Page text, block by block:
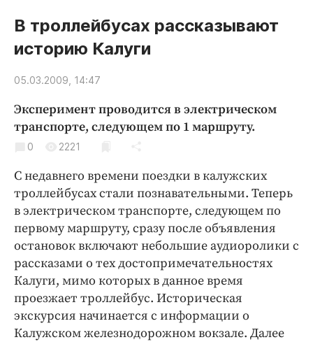
Обнинск
Новости компаний
Статьи
Народные новости
Благоустройство
Криминал
Недвижимость и ЖКХ
Образование
Общество
Погода
Праздники
Происшествия
Спорт
Экономика и бизнес
В троллейбусах рассказывают
историю Калуги
05.03.2009, 14:47
Эксперимент проводится в электрическом
транспорте, следующем по 1 маршруту.
0 2221
С недавнего времени поездки в калужских
троллейбусах стали познавательными. Теперь
в электрическом транспорте, следующем по
первому маршруту, сразу после объявления
остановок включают небольшие аудиоролики с
рассказами о тех достопримечательностях
Калуги, мимо которых в данное время
проезжает троллейбус. Историческая
экскурсия начинается с информации о
Калужском железнодорожном вокзале. Далее